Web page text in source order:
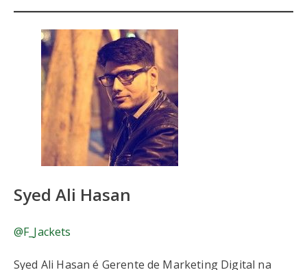
Syed Ali Hasan
@F_Jackets
Syed Ali Hasan é Gerente de Marketing Digital na